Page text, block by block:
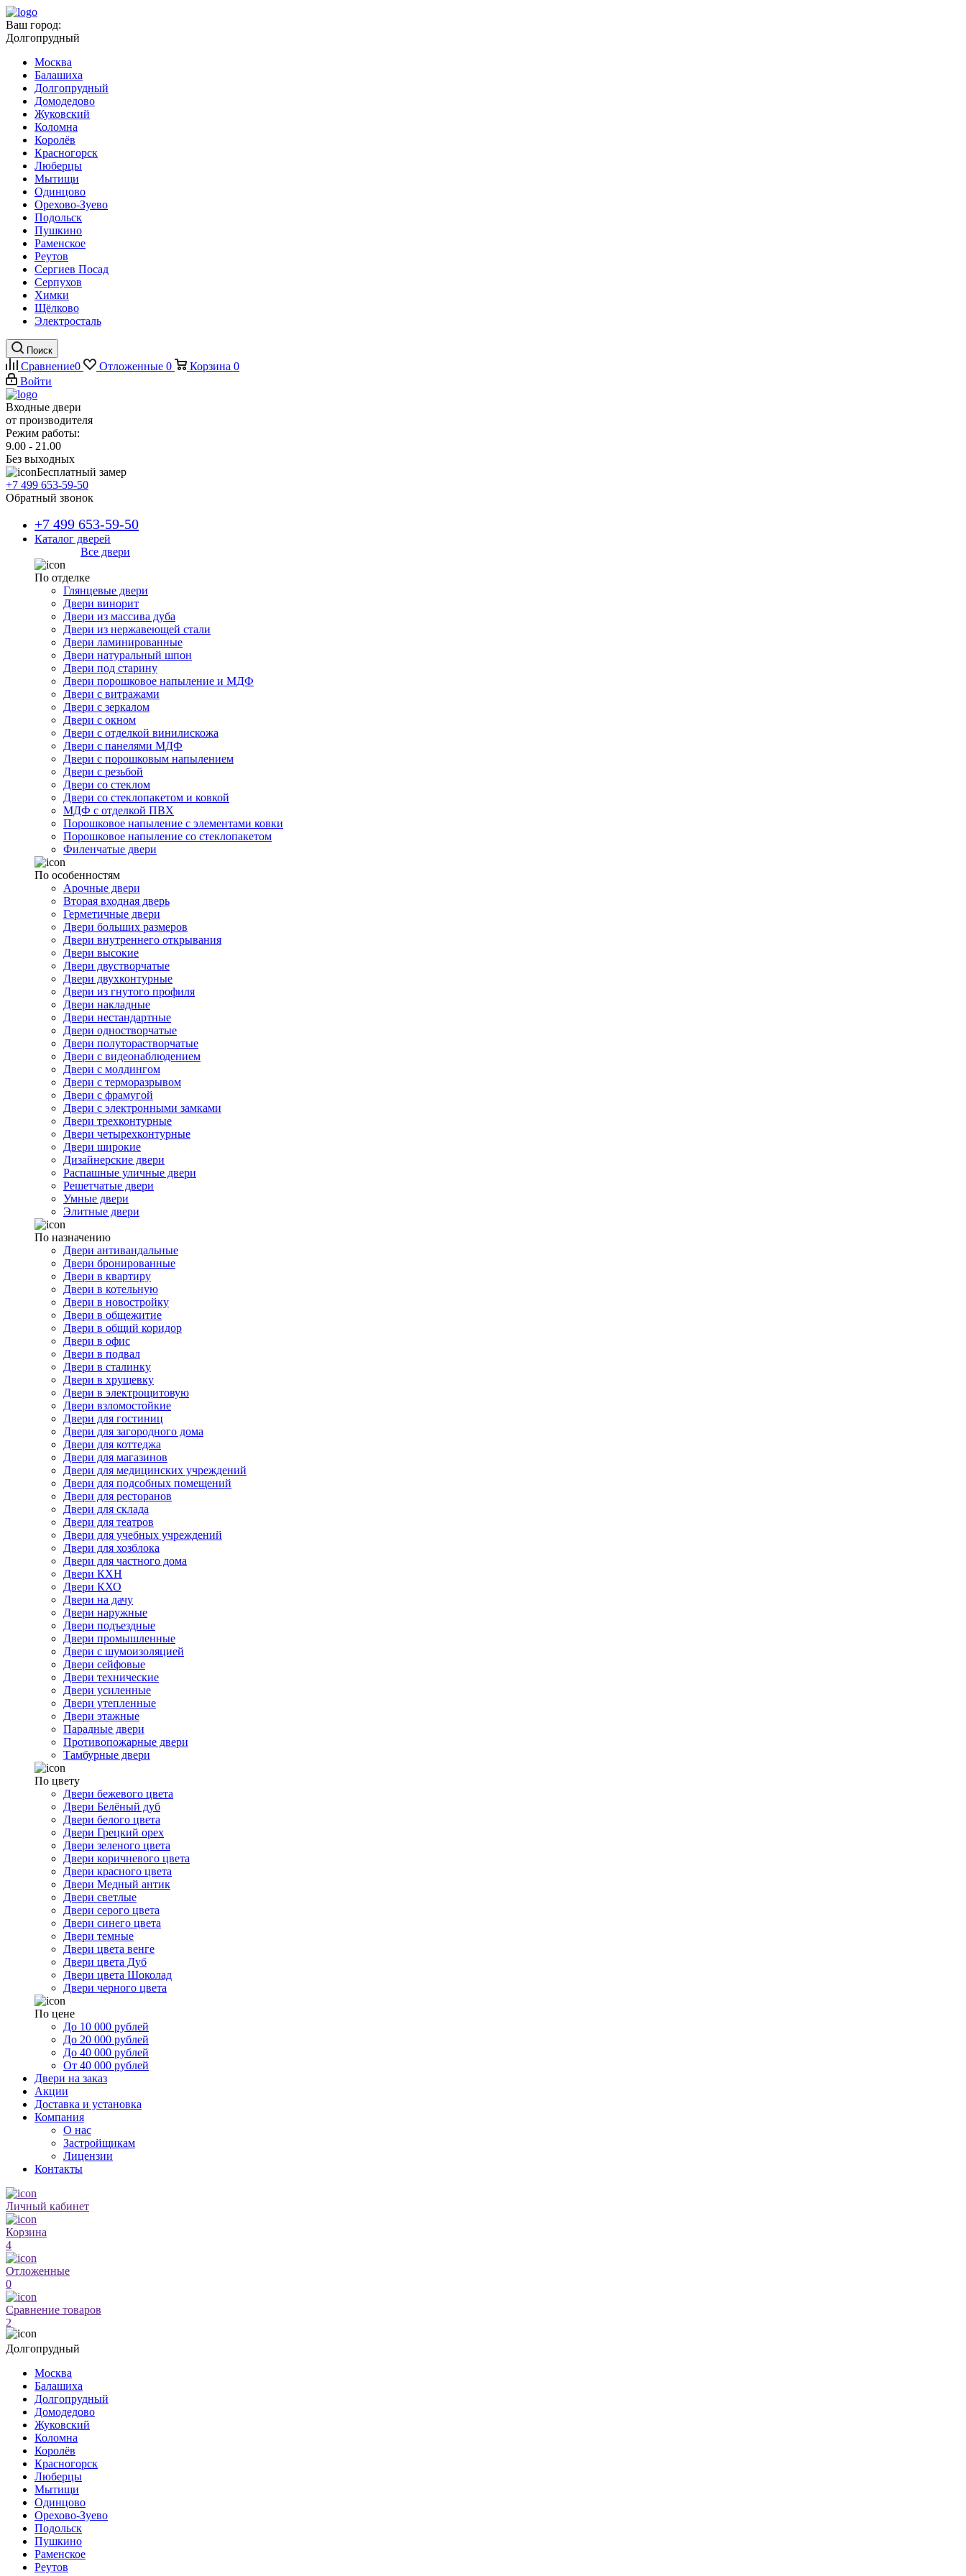
Ваш город:
Долгопрудный
Москва
Балашиха
Долгопрудный
Домодедово
Жуковский
Коломна
Королёв
Красногорск
Люберцы
Мытищи
Одинцово
Орехово-Зуево
Подольск
Пушкино
Раменское
Реутов
Сергиев Посад
Серпухов
Химки
Щёлково
Электросталь
Поиск
Сравнение0 Отложенные 0 Корзина 0
Войти
Входные двери
от производителя
Режим работы:
9.00 - 21.00
Без выходных
Бесплатный замер
+7 499 653-59-50
Обратный звонок
+7 499 653-59-50
Каталог дверей
Все двери
По отделке
Глянцевые двери
Двери винорит
Двери из массива дуба
Двери из нержавеющей стали
Двери ламинированные
Двери натуральный шпон
Двери под старину
Двери порошковое напыление и МДФ
Двери с витражами
Двери с зеркалом
Двери с окном
Двери с отделкой винилискожа
Двери с панелями МДФ
Двери с порошковым напылением
Двери с резьбой
Двери со стеклом
Двери со стеклопакетом и ковкой
МДФ с отделкой ПВХ
Порошковое напыление с элементами ковки
Порошковое напыление со стеклопакетом
Филенчатые двери
По особенностям
Арочные двери
Вторая входная дверь
Герметичные двери
Двери больших размеров
Двери внутреннего открывания
Двери высокие
Двери двустворчатые
Двери двухконтурные
Двери из гнутого профиля
Двери накладные
Двери нестандартные
Двери одностворчатые
Двери полуторастворчатые
Двери с видеонаблюдением
Двери с молдингом
Двери с терморазрывом
Двери с фрамугой
Двери с электронными замками
Двери трехконтурные
Двери четырехконтурные
Двери широкие
Дизайнерские двери
Распашные уличные двери
Решетчатые двери
Умные двери
Элитные двери
По назначению
Двери антивандальные
Двери бронированные
Двери в квартиру
Двери в котельную
Двери в новостройку
Двери в общежитие
Двери в общий коридор
Двери в офис
Двери в подвал
Двери в сталинку
Двери в хрущевку
Двери в электрощитовую
Двери взломостойкие
Двери для гостиниц
Двери для загородного дома
Двери для коттеджа
Двери для магазинов
Двери для медицинских учреждений
Двери для подсобных помещений
Двери для ресторанов
Двери для склада
Двери для театров
Двери для учебных учреждений
Двери для хозблока
Двери для частного дома
Двери КХН
Двери КХО
Двери на дачу
Двери наружные
Двери подъездные
Двери промышленные
Двери с шумоизоляцией
Двери сейфовые
Двери технические
Двери усиленные
Двери утепленные
Двери этажные
Парадные двери
Противопожарные двери
Тамбурные двери
По цвету
Двери бежевого цвета
Двери Белёный дуб
Двери белого цвета
Двери Грецкий орех
Двери зеленого цвета
Двери коричневого цвета
Двери красного цвета
Двери Медный антик
Двери светлые
Двери серого цвета
Двери синего цвета
Двери темные
Двери цвета венге
Двери цвета Дуб
Двери цвета Шоколад
Двери черного цвета
По цене
До 10 000 рублей
До 20 000 рублей
До 40 000 рублей
От 40 000 рублей
Двери на заказ
Акции
Доставка и установка
Компания
О нас
Застройщикам
Лицензии
Контакты
Личный кабинет
Корзина
4
Отложенные
0
Сравнение товаров
2
Долгопрудный
Москва
Балашиха
Долгопрудный
Домодедово
Жуковский
Коломна
Королёв
Красногорск
Люберцы
Мытищи
Одинцово
Орехово-Зуево
Подольск
Пушкино
Раменское
Реутов